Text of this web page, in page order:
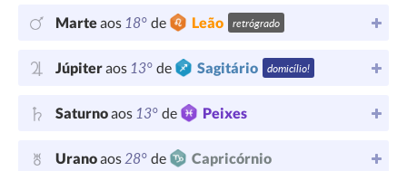
Marteaos 18° de Leão retrógrado
Júpiteraos 13° de Sagitário domicílio!
Saturnoaos 13° de Peixes
Uranoaos28° de Capricórnio